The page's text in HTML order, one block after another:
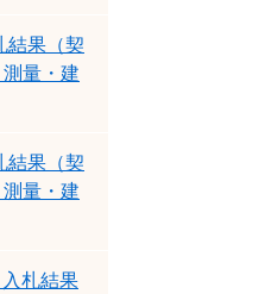
結果（契
量・建
結果（契
量・建
札結果